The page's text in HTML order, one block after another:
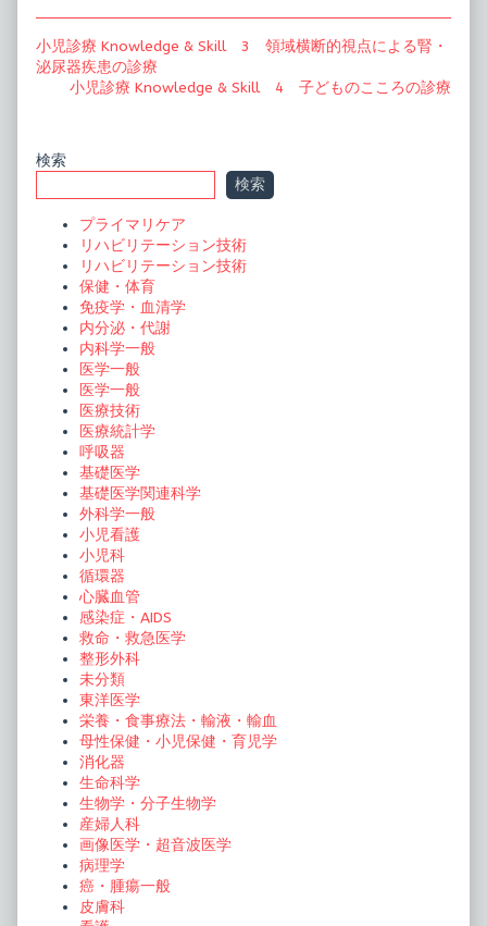
投
稿
ゲ
ー
Previous
post:
小児診療 Knowledge & Skill 3 領域横断的視点による腎・
泌尿器疾患の診療
Next
小児診療 Knowledge & Skill 4 子どものこころの診療
Primary
Sidebar
検索
検索
プライマリケア
リハビリテーション技術
リハビリテーション技術
保健・体育
免疫学・血清学
内分泌・代謝
内科学一般
医学一般
医学一般
医療技術
医療統計学
呼吸器
基礎医学
基礎医学関連科学
外科学一般
小児看護
小児科
循環器
心臓血管
感染症・AIDS
救命・救急医学
整形外科
未分類
東洋医学
栄養・食事療法・輸液・輸血
母性保健・小児保健・育児学
消化器
生命科学
生物学・分子生物学
産婦人科
画像医学・超音波医学
病理学
癌・腫瘍一般
皮膚科